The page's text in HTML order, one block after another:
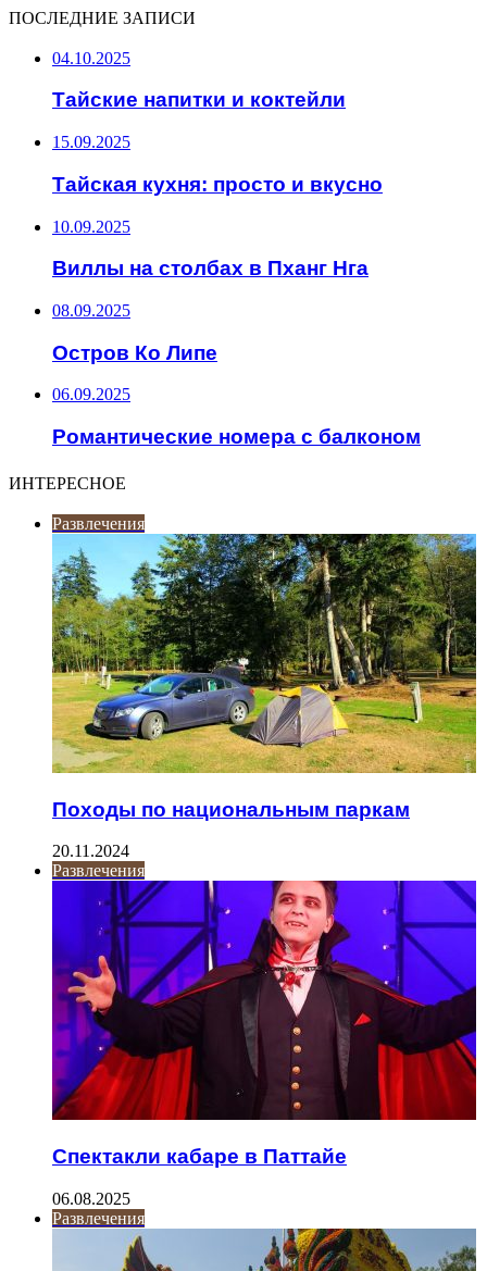
ПОСЛЕДНИЕ ЗАПИСИ
04.10.2025
Тайские напитки и коктейли
15.09.2025
Тайская кухня: просто и вкусно
10.09.2025
Виллы на столбах в Пханг Нга
08.09.2025
Остров Ко Липе
06.09.2025
Романтические номера с балконом
ИНТЕРЕСНОЕ
Развлечения
Походы по национальным паркам
20.11.2024
Развлечения
Спектакли кабаре в Паттайе
06.08.2025
Развлечения